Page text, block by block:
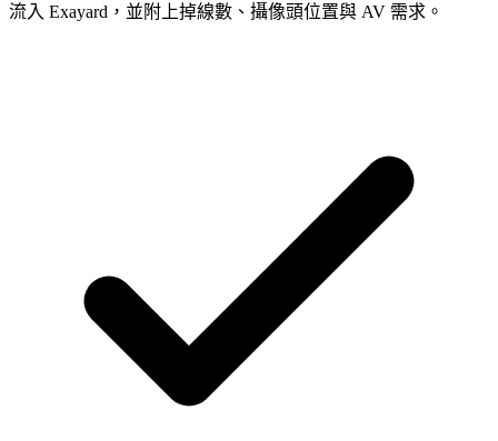
流入 Exayard，並附上掉線數、攝像頭位置與 AV 需求。